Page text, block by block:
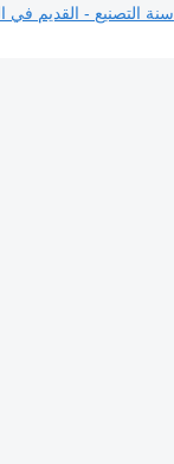
سنة التصنيع - القديم في